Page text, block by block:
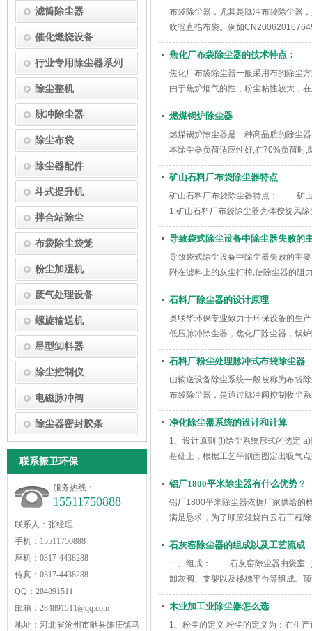
滤筒除尘器
催化燃烧设备
行业专用除尘器系列
除尘整机
脉冲除尘器
除尘布袋
除尘器配件
斗式提升机
拌合站除尘
布袋除尘袋笼
粉尘加湿机
废气处理设备
螺旋输送机
星型卸料器
除尘控制仪
电磁脉冲阀
除尘器密封胶条
联系振卫环保
服务热线：
15511750888
联系人：张经理
手机：15511750888
座机：0317-4438288
传真：0317-4438288
QQ：284891511
邮箱：284891511@qq.com
地址：河北省沧州市献县陈庄镇马
布袋除尘器，尤其是脉冲布袋除尘器
吹管直指布袋。例如
焦化厂布袋除尘器的技术特点：
焦化厂布袋除尘器一般采用布的除尘
由于焦炉烟气的性，粉尘粘性较大，
燃煤锅炉除尘器
燃煤锅炉除尘器是一种高品质的除尘
本除尘器负荷适应性好,在70%负荷时
矿山石料厂布袋除尘器特点
矿山石料厂布袋除尘器特点： 矿山
1.矿山石料厂布袋除尘器壳体按旋风
导致袋式除尘设备中除尘器失败的
导致袋式除尘设备中除尘器失败的主
附在滤料上的灰尘打掉,使除尘器的阻
石料厂除尘器的设计原理
奥联华环保专业致力于环保设备的生
低压脉冲除尘器，焦化厂除尘器，锅
石料厂粉尘处理脉冲式布袋除尘器
山输送设备除尘系统一般被称为布袋
布袋除尘器，是通过脉冲阀控制收尘
净化除尘器系统的设计和计算
1、设计原则 (l)除尘系统形式的选定
基础上，根据工艺平剖面图定出吸气
铝厂1800平米除尘器有什么优势？
铝厂1800平米除尘器依据厂家供给的
满足恳求，为了顺应轻烧白云石工程
石灰窑除尘器的组成以及工艺流成
一、组成： 石灰窑除尘器由袋室（
卸灰阀、支架以及楼梯平台等组成
木业加工业除尘器怎么选
1、粉尘的定义 粉尘的定义为：在生